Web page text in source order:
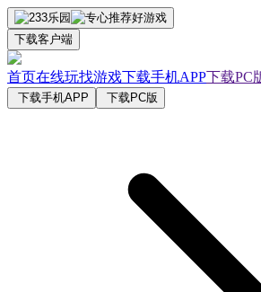
下载客户端
首页在线玩找游戏下载手机APP下载PC
下载手机APP 下载PC版